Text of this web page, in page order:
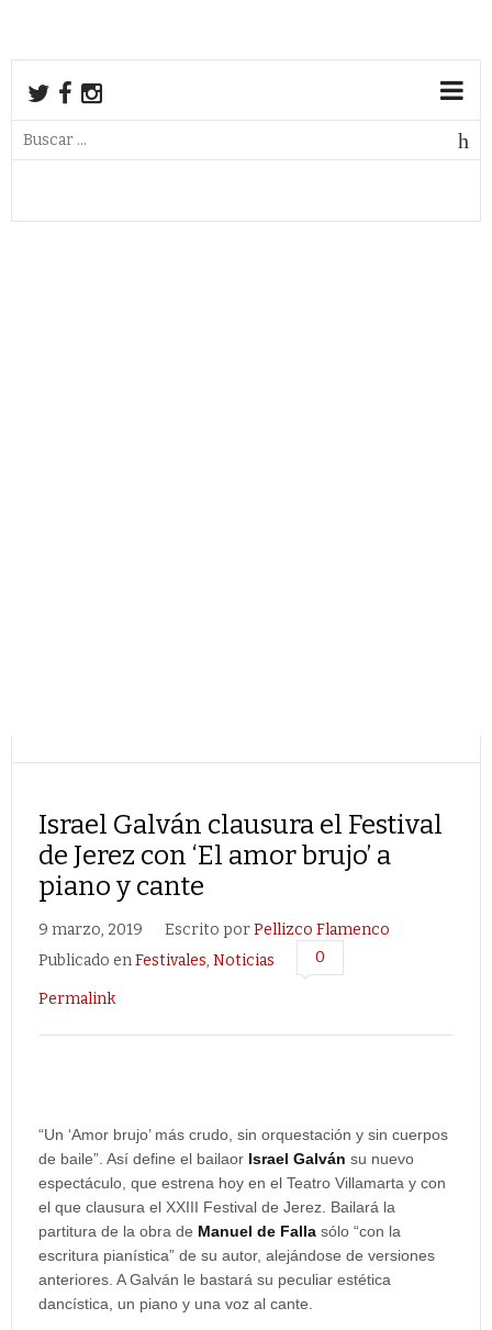
Israel Galván clausura el Festival
de Jerez con ‘El amor brujo’ a
piano y cante
9 marzo, 2019 Escrito porPellizco Flamenco
Publicado enFestivales, Noticias 0
Permalink
“Un ‘Amor brujo’ más crudo, sin orquestación y sin cuerpos
de baile”. Así define el bailaor Israel Galván su nuevo
espectáculo, que estrena hoy en el Teatro Villamarta y con
el que clausura el XXIII Festival de Jerez. Bailará la
partitura de la obra de Manuel de Falla sólo “con la
escritura pianística” de su autor, alejándose de versiones
anteriores. A Galván le bastará su peculiar estética
dancística, un piano y una voz al cante.